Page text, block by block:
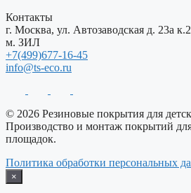
Контакты
г. Москва, ул. Автозаводская д. 23а
м. ЗИЛ
+7(499)677-16-45
info@ts-eco.ru
© 2026 Резиновые покрытия для
Производство и монтаж покрытий
площадок.
Политика обработки персональных
×